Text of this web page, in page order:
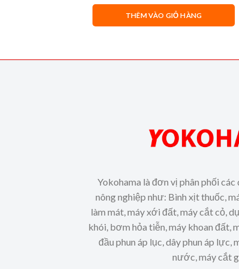
THÊM VÀO GIỎ HÀNG
Yokohama là đơn vị phân phối các
nông nghiệp như: Bình xịt thuốc,
làm mát, máy xới đất, máy cắt cỏ,
khói, bơm hỏa tiễn, máy khoan đất,
đầu phun áp lục, dây phun áp lực,
nước, máy cắt